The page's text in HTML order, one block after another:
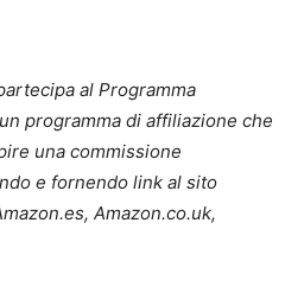
al Programma
programma di affiliazione che
una commissione
e fornendo link al sito
Amazon.co.uk,